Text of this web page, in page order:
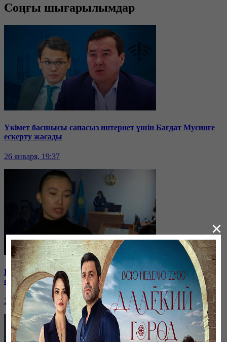
Соңғы шығарылымдар
Үкімет басшысы сапасыз интернет үшін Бағдат Мусинге
ескерту жасады
26 января, 19:37
Бірнеше отбасын алдаған туристік фирма директоры
сотталып жатыр
26 января, 19:36
×